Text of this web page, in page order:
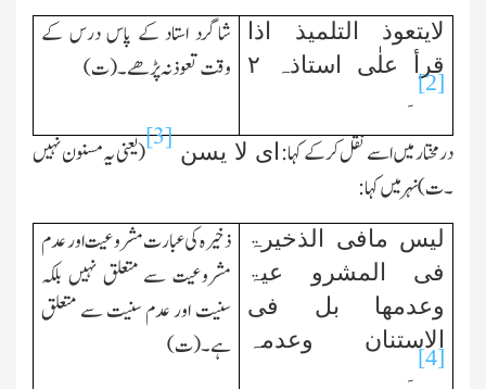
لایتعوذ التلمیذ اذا
قرأ علٰی استاذہ ٢
[2]
۔
شاگرد استاد کے پاس درس کے
وقت تعوذ نہ پڑھے۔ (ت)
درمختار میں اسے نقل کرکے کہا: ای لا یسن [3]( یعنی یہ مسنون نہیں
۔ ت)نہر میں کہا :
لیس مافی الذخیرۃ
فی المشرو عیۃ
وعدمھا بل فی
الاستنان وعدمہ
[4]
۔
ذخیرہ کی عبارت مشروعیت اور عدم
مشروعیت سے متعلق نہیں بلکہ
سنیت اور عدم سنیت سے متعلق
ہے۔ (ت)